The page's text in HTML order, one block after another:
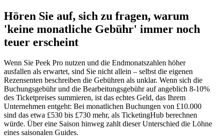
Hören Sie auf, sich zu fragen, warum
'keine monatliche Gebühr' immer noch
teuer erscheint
Wenn Sie Peek Pro nutzen und die Endmonatszahlen höher
ausfallen als erwartet, sind Sie nicht allein – selbst die eigenen
Rezensenten beschreiben die Gebühren als unklar. Wenn sich die
Buchungsgebühr und die Bearbeitungsgebühr auf angeblich 8-10%
des Ticketpreises summieren, ist das echtes Geld, das Ihrem
Unternehmen entgeht: Bei monatlichen Buchungen von £10.000
sind das etwa £530 bis £730 mehr, als TicketingHub berechnen
würde. Über eine Saison hinweg zahlt dieser Unterschied die Löhne
eines saisonalen Guides.